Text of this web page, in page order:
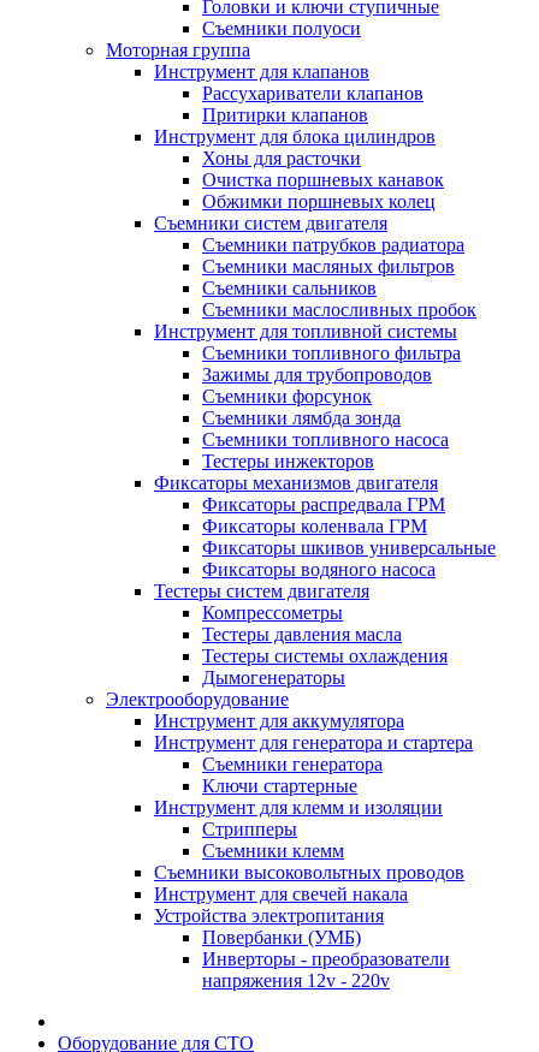
Головки и ключи ступичные
Съемники полуоси
Моторная группа
Инструмент для клапанов
Рассухариватели клапанов
Притирки клапанов
Инструмент для блока цилиндров
Хоны для расточки
Очистка поршневых канавок
Обжимки поршневых колец
Съемники систем двигателя
Съемники патрубков радиатора
Съемники масляных фильтров
Съемники сальников
Съемники маслосливных пробок
Инструмент для топливной системы
Съемники топливного фильтра
Зажимы для трубопроводов
Съемники форсунок
Съемники лямбда зонда
Съемники топливного насоса
Тестеры инжекторов
Фиксаторы механизмов двигателя
Фиксаторы распредвала ГРМ
Фиксаторы коленвала ГРМ
Фиксаторы шкивов универсальные
Фиксаторы водяного насоса
Тестеры систем двигателя
Компрессометры
Тестеры давления масла
Тестеры системы охлаждения
Дымогенераторы
Электрооборудование
Инструмент для аккумулятора
Инструмент для генератора и стартера
Съемники генератора
Ключи стартерные
Инструмент для клемм и изоляции
Стрипперы
Съемники клемм
Съемники высоковольтных проводов
Инструмент для свечей накала
Устройства электропитания
Повербанки (УМБ)
Инверторы - преобразователи
напряжения 12v - 220v
Оборудование для СТО